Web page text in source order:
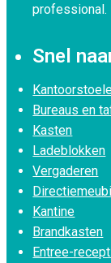
professional.
Snel
Bureaus en
Kasten
Ladeblokken
Vergaderen
Kantine
Brandkasten
Entree-